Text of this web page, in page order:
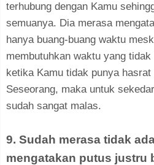
terhubung dengan Kamu
semuanya. Dia merasa
hanya buang-buang waktu
membutuhkan waktu yang
ketika Kamu tidak punya
Seseorang, maka untuk
sudah sangat malas.
9. Sudah merasa tidak
mengatakan putus justru